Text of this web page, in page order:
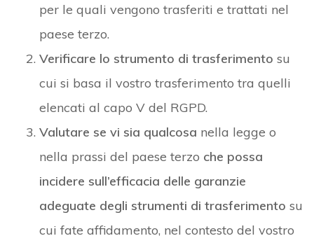
per le quali vengono trasferiti e trattati nel
paese terzo.
Verificare lo strumento di trasferimento su
cui si basa il vostro trasferimento tra quelli
elencati al capo V del RGPD.
Valutare se vi sia qualcosa nella legge o
nella prassi del paese terzo che possa
incidere sull’efficacia delle garanzie
adeguate degli strumenti di trasferimento su
cui fate affidamento, nel contesto del vostro